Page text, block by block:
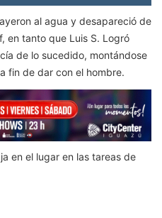
al agua y desapareció de
en tanto que Luis S. Logró
de lo sucedido, montándose
fin de dar con el hombre.
en el lugar en las tareas de